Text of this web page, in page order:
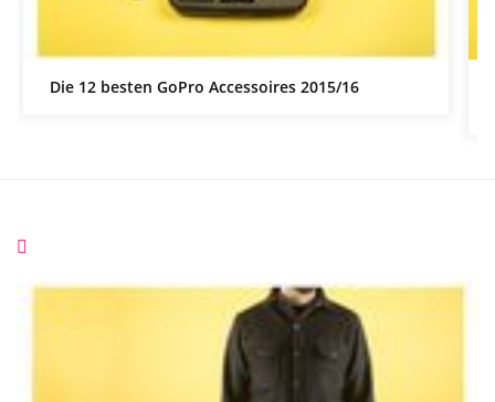
Die 12 besten GoPro Accessoires 2015/16